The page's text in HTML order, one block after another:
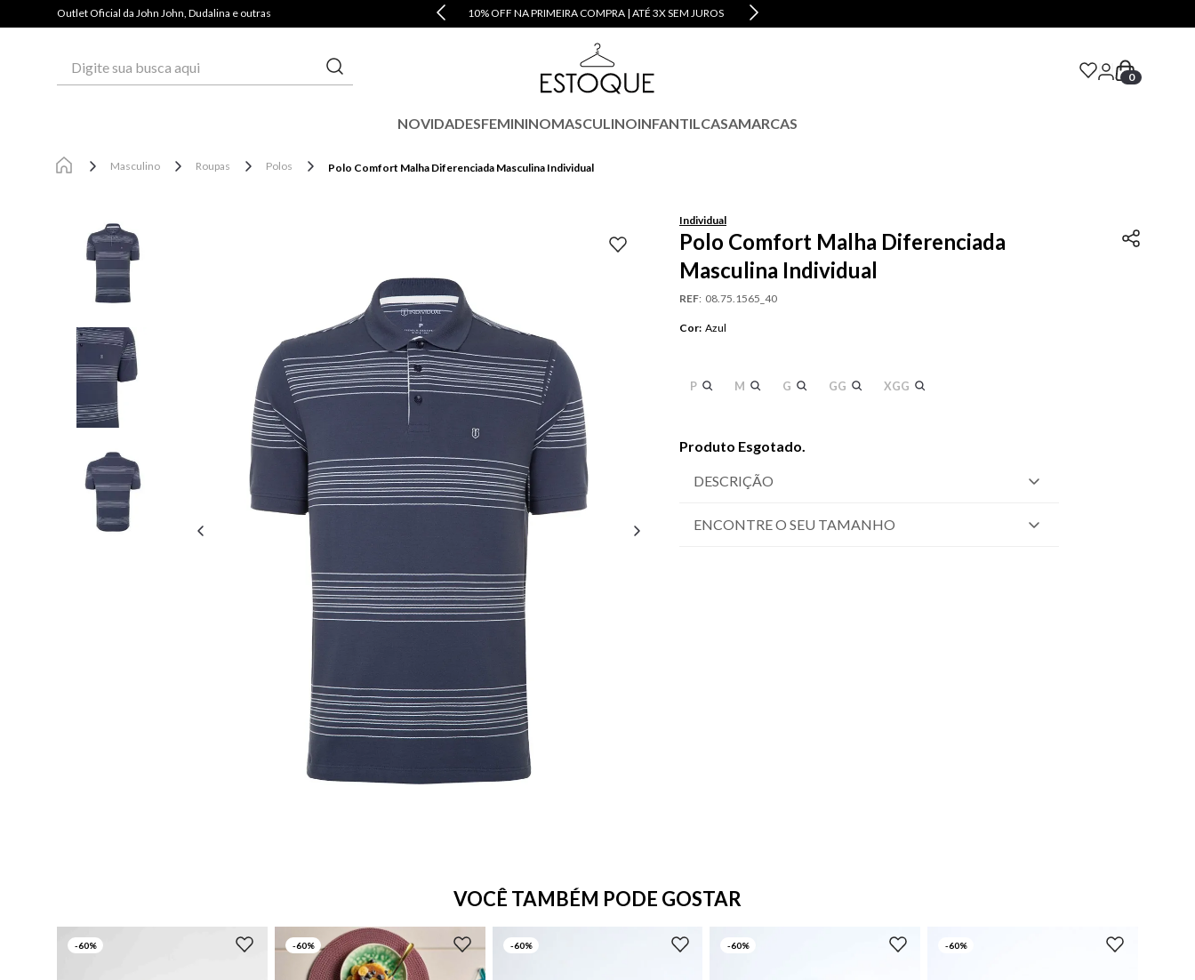
Outlet Oficial da John John, Dudalina e outrasPAGUE COM PIX E GANHE 3% OFF* 10% OFF NA PRIMEIRA COMPRA | ATÉ 3X SEM JUROS
0
NOVIDADESFEMININOMASCULINOINFANTILCASAMARCAS
Masculino Roupas Polos Polo Comfort Malha Diferenciada Masculina Individual
Individual
Polo Comfort Malha Diferenciada
Masculina Individual
REF: 08.75.1565_40
Cor: Azul
P M G GG XGG
Produto Esgotado.
DESCRIÇÃO
ENCONTRE O SEU TAMANHO
VOCÊ TAMBÉM PODE GOSTAR
-60% -60% -60% -60% -60%